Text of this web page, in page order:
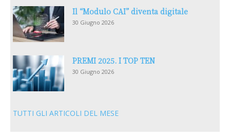
Il “Modulo CAI” diventa digitale
30 Giugno 2026
PREMI 2025. I TOP TEN
30 Giugno 2026
TUTTI GLI ARTICOLI DEL MESE